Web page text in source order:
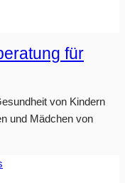
für
von Kindern
und Mädchen von